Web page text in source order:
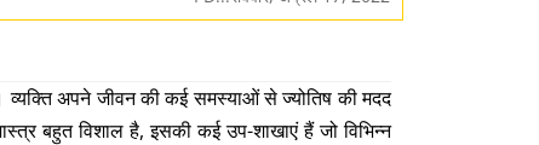
व्यक्ति अपने जीवन की कई समस्याओं से ज्योतिष की मदद
बहुत विशाल है, इसकी कई उप-शाखाएं हैं जो विभिन्न